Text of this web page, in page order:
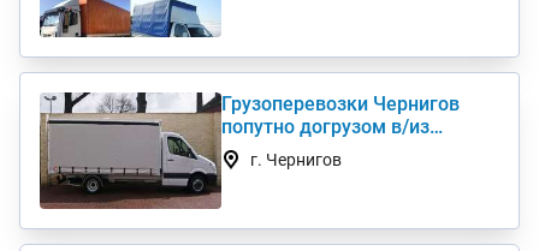
Грузоперевозки Чернигов
попутно догрузом в/из
Киев(а) по Украине (нал,б/н)
г. Чернигов